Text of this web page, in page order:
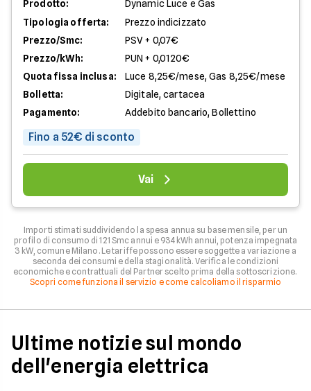
Prodotto:
Dynamic Luce e Gas
Tipologia offerta:
Prezzo indicizzato
Prezzo/Smc:
PSV + 0,07€
Prezzo/kWh:
PUN + 0,0120€
Quota fissa inclusa:
Luce 8,25€/mese, Gas 8,25€/mese
Bolletta:
Digitale, cartacea
Pagamento:
Addebito bancario, Bollettino
Fino a 52€ di sconto
Vai
Importi stimati suddividendo la spesa annua su base mensile, per un
profilo di consumo di 121 Smc annui e 934 kWh annui, potenza impegnata
3 kW, comune Milano. Le tariffe possono essere soggette a variazione a
seconda dei consumi e della stagionalità. Verifica le condizioni
economiche e contrattuali del Partner scelto prima della sottoscrizione.
Scopri come funziona il servizio e come calcoliamo il risparmio
Ultime notizie sul mondo
dell'energia elettrica